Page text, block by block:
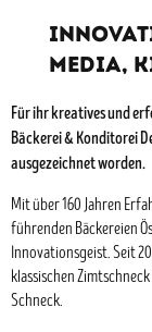
MEDIA,
Für ihr kreatives und
Bäckerei & Konditorei
ausgezeichnet worden.
Mit über 160 Jahren
führenden Bäckereien
Innovationsgeist. Seit
klassischen
Schneck.